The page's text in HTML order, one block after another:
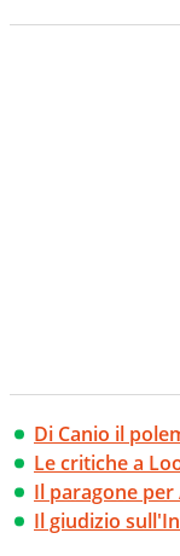
Di Canio il
Le critiche a
Il paragone per
Il giudizio